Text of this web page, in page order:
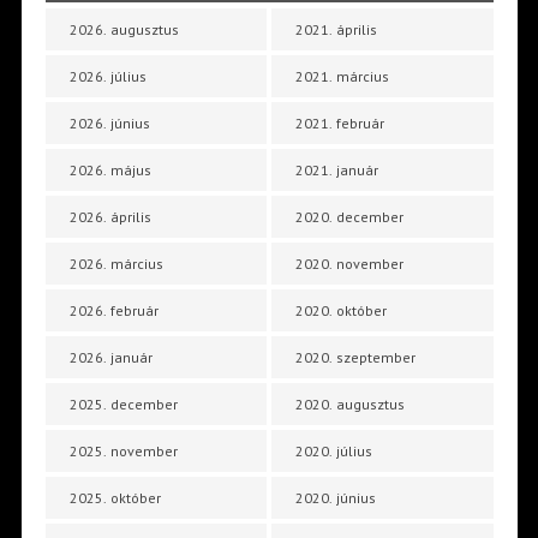
2026. augusztus
2026. július
2026. június
2026. május
2026. április
2026. március
2026. február
2026. január
2025. december
2025. november
2025. október
2021. április
2021. március
2021. február
2021. január
2020. december
2020. november
2020. október
2020. szeptember
2020. augusztus
2020. július
2020. június